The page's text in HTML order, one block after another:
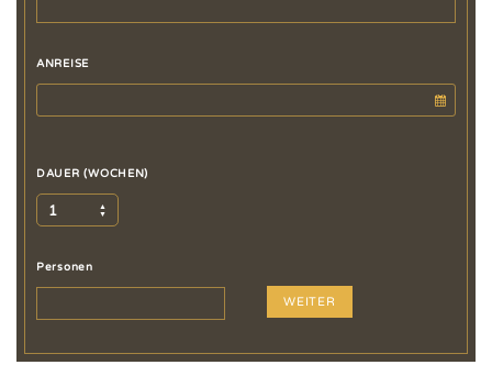
ANREISE
DAUER (WOCHEN)
1
Personen
WEITER